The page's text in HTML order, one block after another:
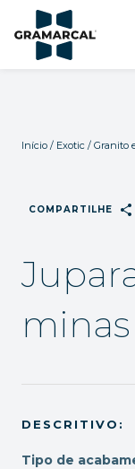
Início / Exotic / Granito
COMPARTILHE share
minas
DESCRITIVO:
Tipo de